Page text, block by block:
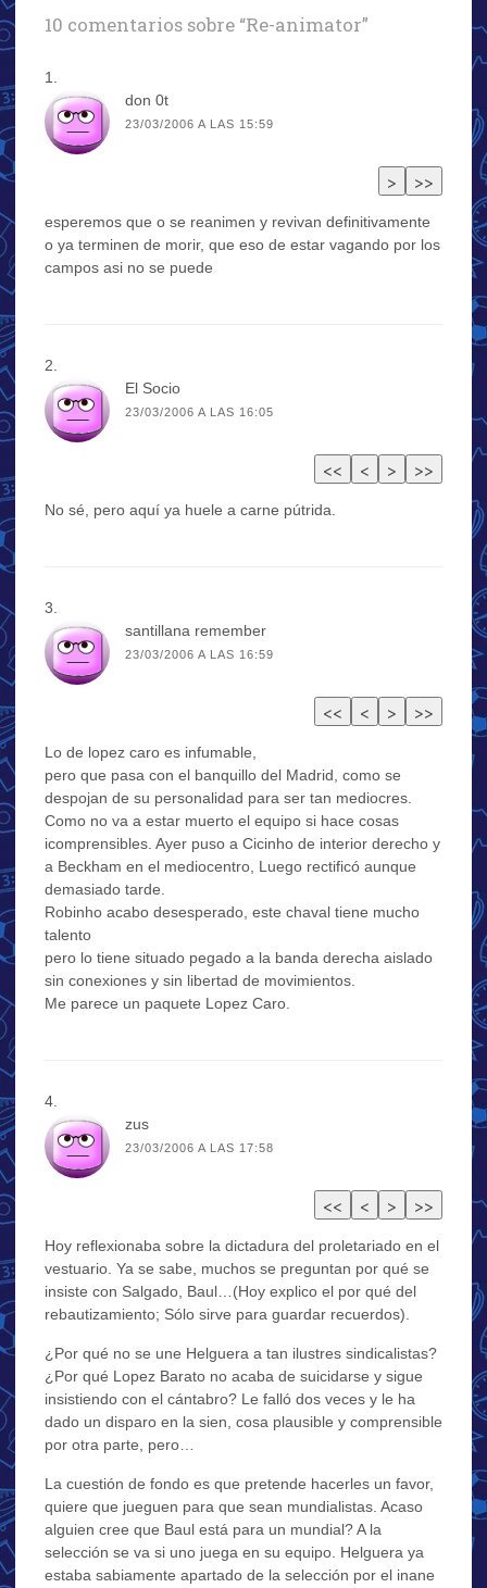
10 comentarios sobre “Re-animator”
don 0t
23/03/2006 A LAS 15:59
esperemos que o se reanimen y revivan definitivamente
o ya terminen de morir, que eso de estar vagando por los
campos asi no se puede
El Socio
23/03/2006 A LAS 16:05
No sé, pero aquí ya huele a carne pútrida.
santillana remember
23/03/2006 A LAS 16:59
Lo de lopez caro es infumable,
pero que pasa con el banquillo del Madrid, como se
despojan de su personalidad para ser tan mediocres.
Como no va a estar muerto el equipo si hace cosas
icomprensibles. Ayer puso a Cicinho de interior derecho y
a Beckham en el mediocentro, Luego rectificó aunque
demasiado tarde.
Robinho acabo desesperado, este chaval tiene mucho
talento
pero lo tiene situado pegado a la banda derecha aislado
sin conexiones y sin libertad de movimientos.
Me parece un paquete Lopez Caro.
zus
23/03/2006 A LAS 17:58
Hoy reflexionaba sobre la dictadura del proletariado en el
vestuario. Ya se sabe, muchos se preguntan por qué se
insiste con Salgado, Baul…(Hoy explico el por qué del
rebautizamiento; Sólo sirve para guardar recuerdos).
¿Por qué no se une Helguera a tan ilustres sindicalistas?
¿Por qué Lopez Barato no acaba de suicidarse y sigue
insistiendo con el cántabro? Le falló dos veces y le ha
dado un disparo en la sien, cosa plausible y comprensible
por otra parte, pero…
La cuestión de fondo es que pretende hacerles un favor,
quiere que jueguen para que sean mundialistas. Acaso
alguien cree que Baul está para un mundial? A la
selección se va si uno juega en su equipo. Helguera ya
estaba sabiamente apartado de la selección por el inane